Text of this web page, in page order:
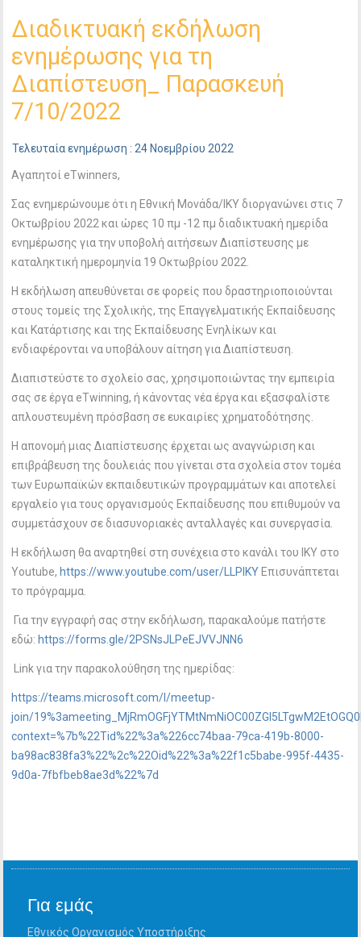
Διαδικτυακή εκδήλωση
ενημέρωσης για τη
Διαπίστευση_ Παρασκευή
7/10/2022
Τελευταία ενημέρωση : 24 Νοεμβρίου 2022
Αγαπητοί eTwinners,
Σας ενημερώνουμε ότι η Εθνική Μονάδα/ΙΚΥ διοργανώνει στις 7
Οκτωβρίου 2022 και ώρες 10 πμ -12 πμ διαδικτυακή ημερίδα
ενημέρωσης για την υποβολή αιτήσεων Διαπίστευσης με
καταληκτική ημερομηνία 19 Οκτωβρίου 2022.
H εκδήλωση απευθύνεται σε φορείς που δραστηριοποιούνται
στους τομείς της Σχολικής, της Επαγγελματικής Εκπαίδευσης
και Κατάρτισης και της Εκπαίδευσης Ενηλίκων και
ενδιαφέρονται να υποβάλουν αίτηση για Διαπίστευση.
Διαπιστεύστε το σχολείο σας, χρησιμοποιώντας την εμπειρία
σας σε έργα eTwinning, ή κάνοντας νέα έργα και εξασφαλίστε
απλουστευμένη πρόσβαση σε ευκαιρίες χρηματοδότησης.
Η απονομή μιας Διαπίστευσης έρχεται ως αναγνώριση και
επιβράβευση της δουλειάς που γίνεται στα σχολεία στον τομέα
των Ευρωπαϊκών εκπαιδευτικών προγραμμάτων και αποτελεί
εργαλείο για τους οργανισμούς Εκπαίδευσης που επιθυμούν να
συμμετάσχουν σε διασυνοριακές ανταλλαγές και συνεργασία.
Η εκδήλωση θα αναρτηθεί στη συνέχεια στο κανάλι του ΙΚΥ στο
Youtube, https://www.youtube.com/user/LLPIKY Επισυνάπτεται
το πρόγραμμα.
Για την εγγραφή σας στην εκδήλωση, παρακαλούμε πατήστε
εδώ: https://forms.gle/2PSNsJLPeEJVVJNN6
Link για την παρακολούθηση της ημερίδας:
https://teams.microsoft.com/l/meetup-
join/
context=%7b%22Tid%22%3a%226cc74baa-79ca-419b-8000-
ba98ac838fa3%22%2c%22Oid%22%3a%22f1c5babe-995f-4435-
9d0a-7fbfbeb8ae3d%22%7d
Για εμάς
Εθνικός Οργανισμός Υποστήριξης